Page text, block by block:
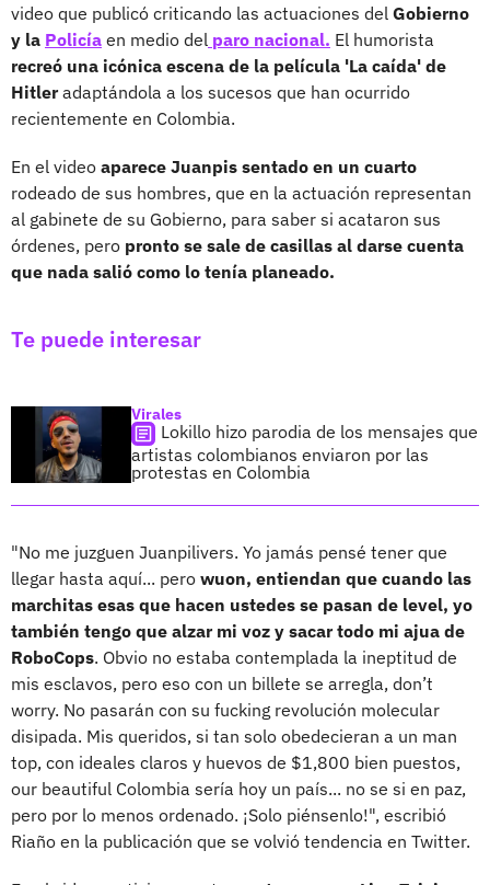
video que publicó criticando las actuaciones del Gobierno
y la Policía en medio del paro nacional. El humorista
recreó una icónica escena de la película 'La caída' de
Hitleradaptándola a los sucesos que han ocurrido
recientemente en Colombia.
En el video aparece Juanpis sentado en un cuarto
rodeado de sus hombres, que en la actuación representan
al gabinete de su Gobierno, para saber si acataron sus
órdenes, pero pronto se sale de casillas al darse cuenta
que nada salió como lo tenía planeado.
Te puede interesar
Virales
Lokillo hizo parodia de los mensajes que
artistas colombianos enviaron por las
protestas en Colombia
"No me juzguen Juanpilivers. Yo jamás pensé tener que
llegar hasta aquí... pero wuon, entiendan que cuando las
marchitas esas que hacen ustedes se pasan de level, yo
también tengo que alzar mi voz y sacar todo mi ajua de
RoboCops. Obvio no estaba contemplada la ineptitud de
mis esclavos, pero eso con un billete se arregla, don’t
worry. No pasarán con su fucking revolución molecular
disipada. Mis queridos, si tan solo obedecieran a un man
top, con ideales claros y huevos de $1,800 bien puestos,
our beautiful Colombia sería hoy un país... no se si en paz,
pero por lo menos ordenado. ¡Solo piénsenlo!", escribió
Riaño en la publicación que se volvió tendencia en Twitter.